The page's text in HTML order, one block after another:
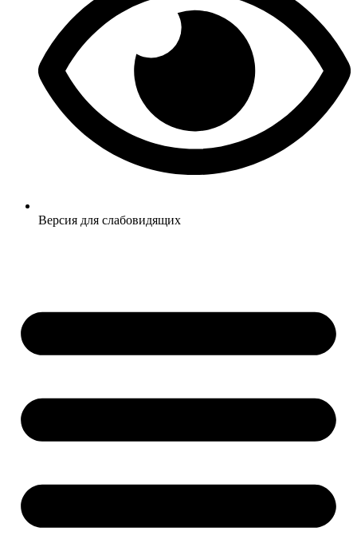
Версия для слабовидящих